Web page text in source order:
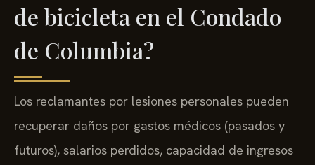
de bicicleta en el Condado
de Columbia?
Los reclamantes por lesiones personales pueden
recuperar daños por gastos médicos (pasados y
futuros), salarios perdidos, capacidad de ingresos